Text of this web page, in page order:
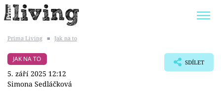
BYDLENÍ SLAVNÝCH
Prima Living ■ Jak na to
JAK NA TO
5. září 2025 12:12
Simona Sedláčková
SDÍLET